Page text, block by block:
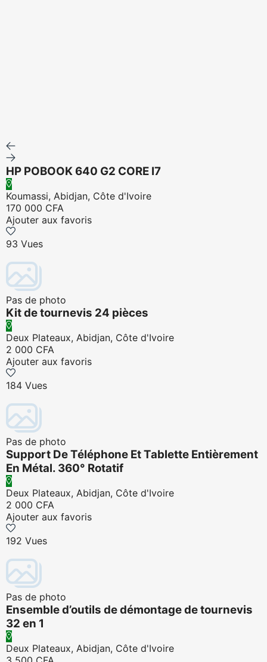
HP POBOOK 640 G2 CORE I7
Koumassi, Abidjan, Côte d'Ivoire
170 000 CFA
Ajouter aux favoris
93 Vues
Pas de photo
Kit de tournevis 24 pièces
Deux Plateaux, Abidjan, Côte d'Ivoire
2 000 CFA
Ajouter aux favoris
184 Vues
Pas de photo
Support De Téléphone Et Tablette Entièrement
En Métal. 360° Rotatif
Deux Plateaux, Abidjan, Côte d'Ivoire
2 000 CFA
Ajouter aux favoris
192 Vues
Pas de photo
Ensemble d’outils de démontage de tournevis
32 en 1
Deux Plateaux, Abidjan, Côte d'Ivoire